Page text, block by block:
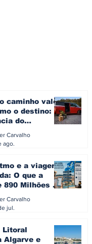
caminho vale
o destino: a
do
europeu
Carvalho
ago.
e a viagem
O que a
890 Milhões à
do turista na
Carvalho
jul.
Litoral
Algarve e